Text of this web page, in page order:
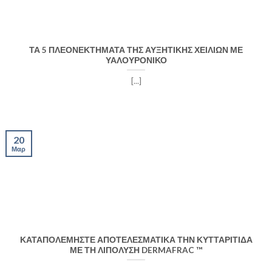
ΤΑ 5 ΠΛΕΟΝΕΚΤΗΜΑΤΑ ΤΗΣ ΑΥΞΗΤΙΚΗΣ ΧΕΙΛΙΩΝ ΜΕ
ΥΑΛΟΥΡΟΝΙΚΟ
[...]
ΚΑΤΑΠΟΛΕΜΗΣΤΕ ΑΠΟΤΕΛΕΣΜΑΤΙΚΑ ΤΗΝ ΚΥΤΤΑΡΙΤΙΔΑ
ΜΕ ΤΗ ΛΙΠΟΛΥΣΗ DERMAFRAC ™
20
Μαρ